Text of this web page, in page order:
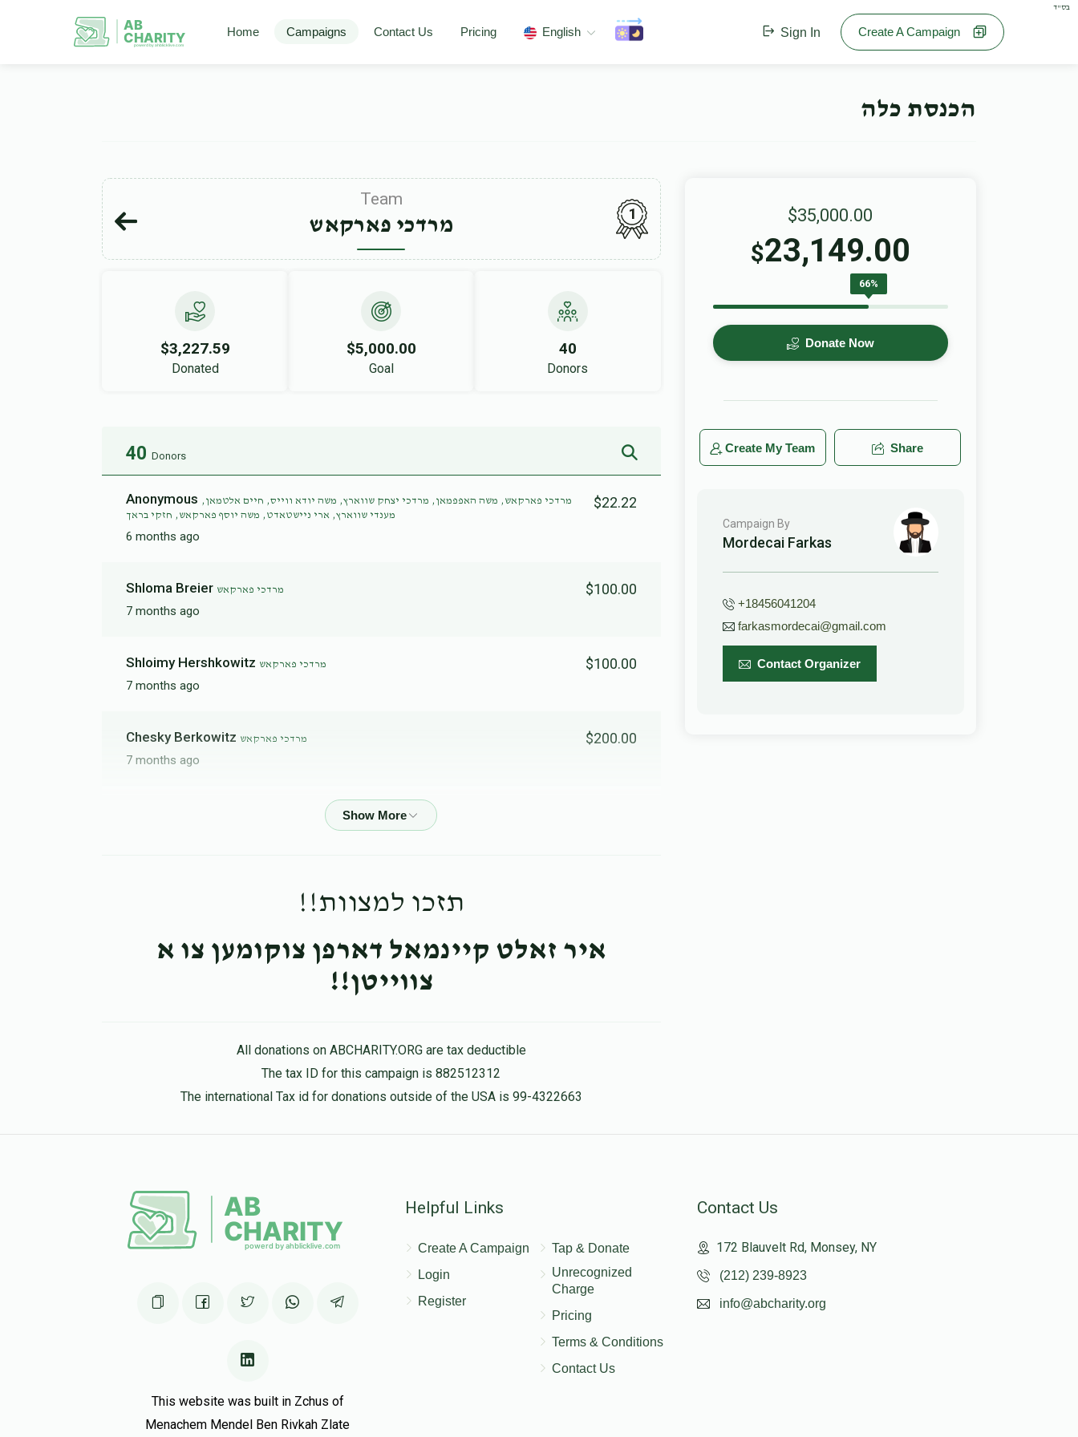
בס"ד
AB
CHARITY
powerd by ahblicklive.com
Home Campaigns Contact Us Pricing English Sign In Create A Campaign
הכנסת כלה
Team
מרדכי פארקאש 1
$3,227.59
Donated
$5,000.00
Goal
40
Donors
40 Donors
Anonymous מרדכי פארקאש, משה האפפמאן, מרדכי יצחק שווארץ, משה יודא ווייס, חיים אלטמאן,
מענדי שווארץ, ארי ניישטאדט, משה יוסף פארקאש, חזקי בראך
6 months ago
$22.22
Shloma Breier מרדכי פארקאש
7 months ago
$100.00
Shloimy Hershkowitz מרדכי פארקאש
7 months ago
$100.00
Chesky Berkowitz מרדכי פארקאש
7 months ago
$200.00
מרדכי פארקאש, משה האפפמאן, מרדכי יצחק שווארץ, הערשי פאלקאוויטש, חיים אלטמאן, דוד
מרדכי פארקאש
תזכו למצוות!!
איר זאלט קיינמאל דארפן צוקומען צו א
צווייטן!!
All donations on ABCHARITY.ORG are tax deductible
The tax ID for this campaign is 882512312
The international Tax id for donations outside of the USA is 99-4322663
$35,000.00
$23,149.00
66%
Donate Now
Create My Team Share
Campaign By
Mordecai Farkas
+18456041204
farkasmordecai@gmail.com
Contact Organizer
This website was built in Zchus of
Menachem Mendel Ben Rivkah Zlate
Helpful Links
Create A Campaign
Login
Register
Tap & Donate
Unrecognized
Charge
Pricing
Terms & Conditions
Contact Us
Contact Us
172 Blauvelt Rd, Monsey, NY
(212) 239-8923
info@abcharity.org